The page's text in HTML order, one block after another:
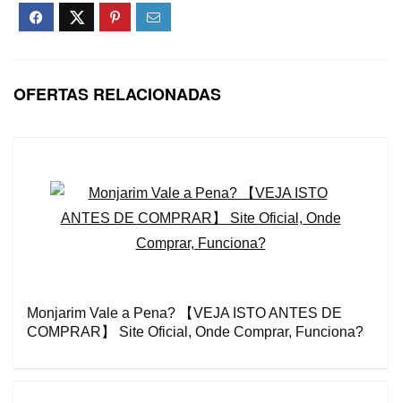
OFERTAS RELACIONADAS
Monjarim Vale a Pena? 【VEJA ISTO ANTES DE
COMPRAR】 Site Oficial, Onde Comprar, Funciona?